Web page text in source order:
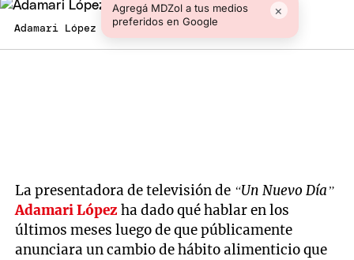
Agregá MDZol a tus medios
preferidos en Google
×
Adamari López Foto: Archivo
La presentadora de televisión de “Un Nuevo Día”
Adamari López ha dado qué hablar en los
últimos meses luego de que públicamente
anunciara un cambio de hábito alimenticio que